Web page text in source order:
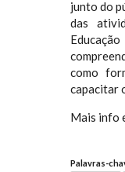
junto do
das
como
capacitar
Mais info
Palavras-